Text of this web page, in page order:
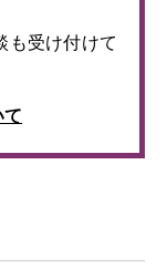
も受け付けて